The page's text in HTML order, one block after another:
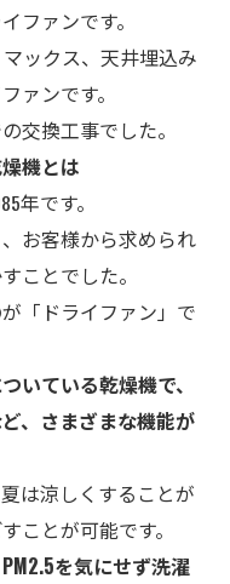
ファンです。
マックス、天井埋込み
ァンです。
交換工事でした。
機とは
年です。
お客様から求められ
ことでした。
「ドライファン」で
いている乾燥機で、
、さまざまな機能が
は涼しくすることが
ことが可能です。
を気にせず洗濯